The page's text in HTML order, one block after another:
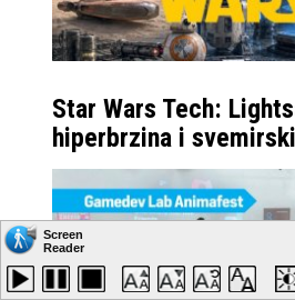
Star Wars Tech:
hiperbrzina i